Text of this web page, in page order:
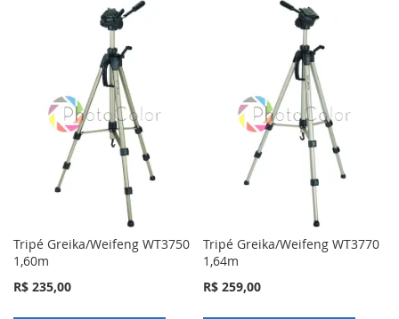
DESEJOS
PARA
COMPARAR
DESEJOS
PARA
COMPARAR
Tripé Greika/Weifeng WT3750
1,60m
R$ 235,00
Tripé Greika/Weifeng WT3770
1,64m
R$ 259,00